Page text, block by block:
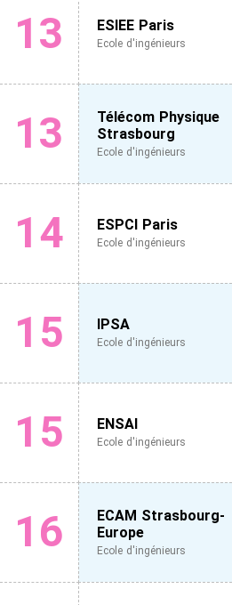
13 ESIEE Paris
Ecole d'ingénieurs
13
Télécom Physique
Strasbourg
Ecole d'ingénieurs
14 ESPCI Paris
Ecole d'ingénieurs
15 IPSA
Ecole d'ingénieurs
15 ENSAI
Ecole d'ingénieurs
16
ECAM Strasbourg-
Europe
Ecole d'ingénieurs